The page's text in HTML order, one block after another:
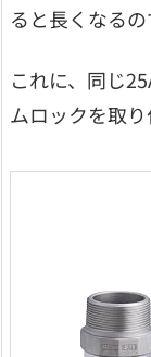
ると長くなるの
これに、同じ
ムロックを取り